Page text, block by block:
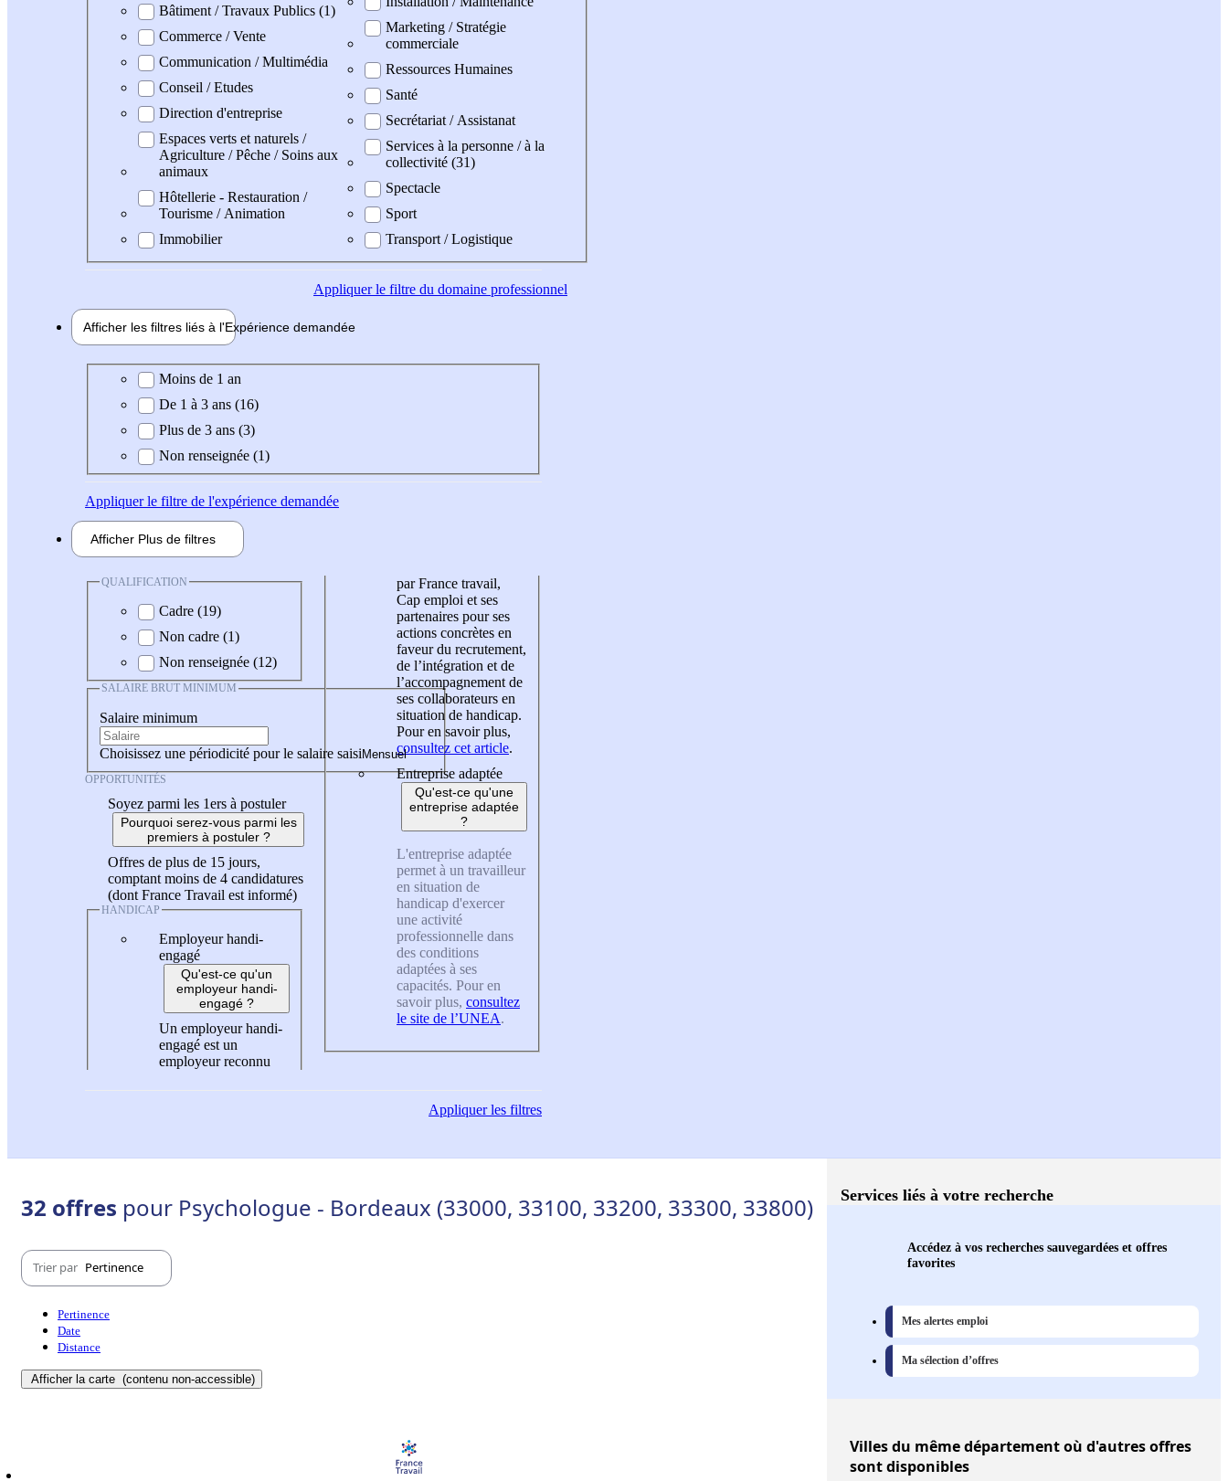
Bâtiment / Travaux Publics (1)
Commerce / Vente
Communication / Multimédia
Conseil / Etudes
Direction d'entreprise
Espaces verts et naturels /
Agriculture / Pêche / Soins aux
animaux
Hôtellerie - Restauration /
Tourisme / Animation
Immobilier
Marketing / Stratégie
commerciale
Ressources Humaines
Santé
Secrétariat / Assistanat
Services à la personne / à la
collectivité (31)
Spectacle
Sport
Transport / Logistique
Appliquerle filtre du domaine professionnel
Afficher les filtres liés à l'Expérience demandée
Expérience demandée
Moins de 1 an
De 1 à 3 ans (16)
Plus de 3 ans (3)
Non renseignée (1)
Appliquerle filtre de l'expérience demandée
Afficher Plus de filtres
QUALIFICATION
Cadre (19)
Non cadre (1)
Non renseignée (12)
SALAIRE BRUT MINIMUM
Salaire minimum
Choisissez une périodicité pour le salaire saisi
OPPORTUNITÉS
Soyez parmi les 1ers à postuler
Pourquoi serez-vous parmi les
premiers à postuler ?
Offres de plus de 15 jours,
comptant moins de 4 candidatures
(dont France Travail est informé)
HANDICAP
Employeur handi-
engagé
Qu'est-ce qu'un
employeur handi-
engagé ?
Un employeur handi-
engagé est un
employeur reconnu
par France travail,
Cap emploi et ses
partenaires pour ses
actions concrètes en
faveur du recrutement,
de l’intégration et de
l’accompagnement de
ses collaborateurs en
situation de handicap.
Pour en savoir plus,
consultez cet article.
Entreprise adaptée
Qu'est-ce qu'une
entreprise adaptée
?
L'entreprise adaptée
permet à un travailleur
en situation de
handicap d'exercer
une activité
professionnelle dans
des conditions
adaptées à ses
capacités. Pour en
savoir plus, consultez
le site de l’UNEA.
Appliquerles filtres
32 offres pour Psychologue - Bordeaux (33000, 33100, 33200, 33300, 33800)
Trier par Pertinence
Pertinence
Date
Distance
Afficher la carte (contenu non-accessible)
Services liés à votre recherche
Accédez à vos recherches sauvegardées et offres
favorites
Mes alertes emploi
Ma sélection d’offres
Villesdu même département où d'autres offres
sont disponibles